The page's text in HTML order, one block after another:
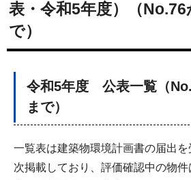
表・令和5年度）（
で）
令和5年度 公表一覧（
まで）
一覧表は建築物環境計画書の届出
次掲載しており、評価確認中の物